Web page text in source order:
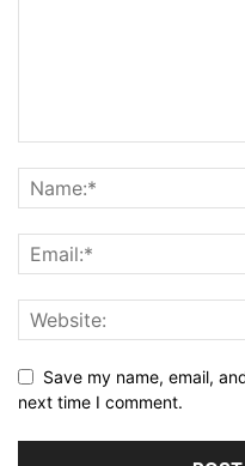
Save my name, email,
next time I comment.